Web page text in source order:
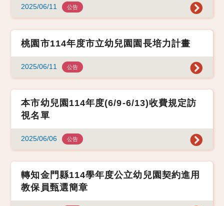
2025/06/11 公告
桃園市114年度市立幼兒園園長培力計畫
2025/06/11 公告
本市幼兒園114年度(6/9-6/13)收費規定訪
視名單
2025/06/06 公告
轉知金門縣114學年度公立幼兒園契約進用
教保員甄選簡章